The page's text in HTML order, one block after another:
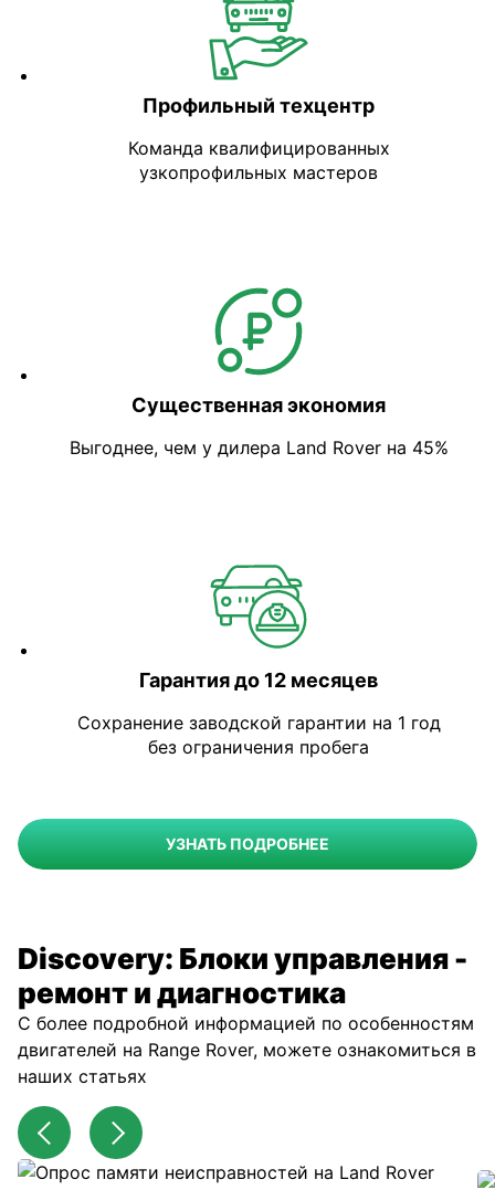
Профильный техцентр
Команда квалифицированных
узкопрофильных мастеров
Существенная экономия
Выгоднее, чем у дилера Land Rover на 45%
Гарантия до 12 месяцев
Сохранение заводской гарантии на 1 год
без ограничения пробега
УЗНАТЬ ПОДРОБНЕЕ
Discovery: Блоки управления -
ремонт и диагностика
С более подробной информацией по особенностям
двигателей на Range Rover, можете ознакомиться в
наших статьях